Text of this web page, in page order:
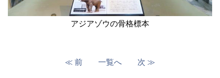
アジアゾウの骨格標本
≪ 前 一覧へ 次 ≫